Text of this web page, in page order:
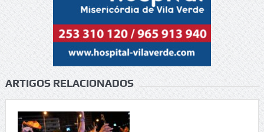
ARTIGOS RELACIONADOS